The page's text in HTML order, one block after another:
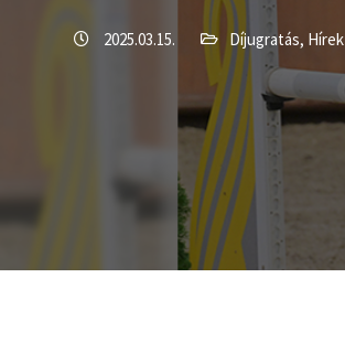
2025.03.15. Díjugratás, Hírek